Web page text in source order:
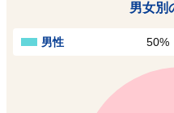
男女別
男性 50%